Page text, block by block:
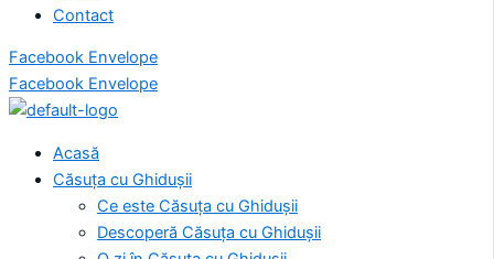
Contact
Facebook Envelope
Facebook Envelope
Acasă
Căsuța cu Ghidușii
Ce este Căsuța cu Ghidușii
Descoperă Căsuța cu Ghidușii